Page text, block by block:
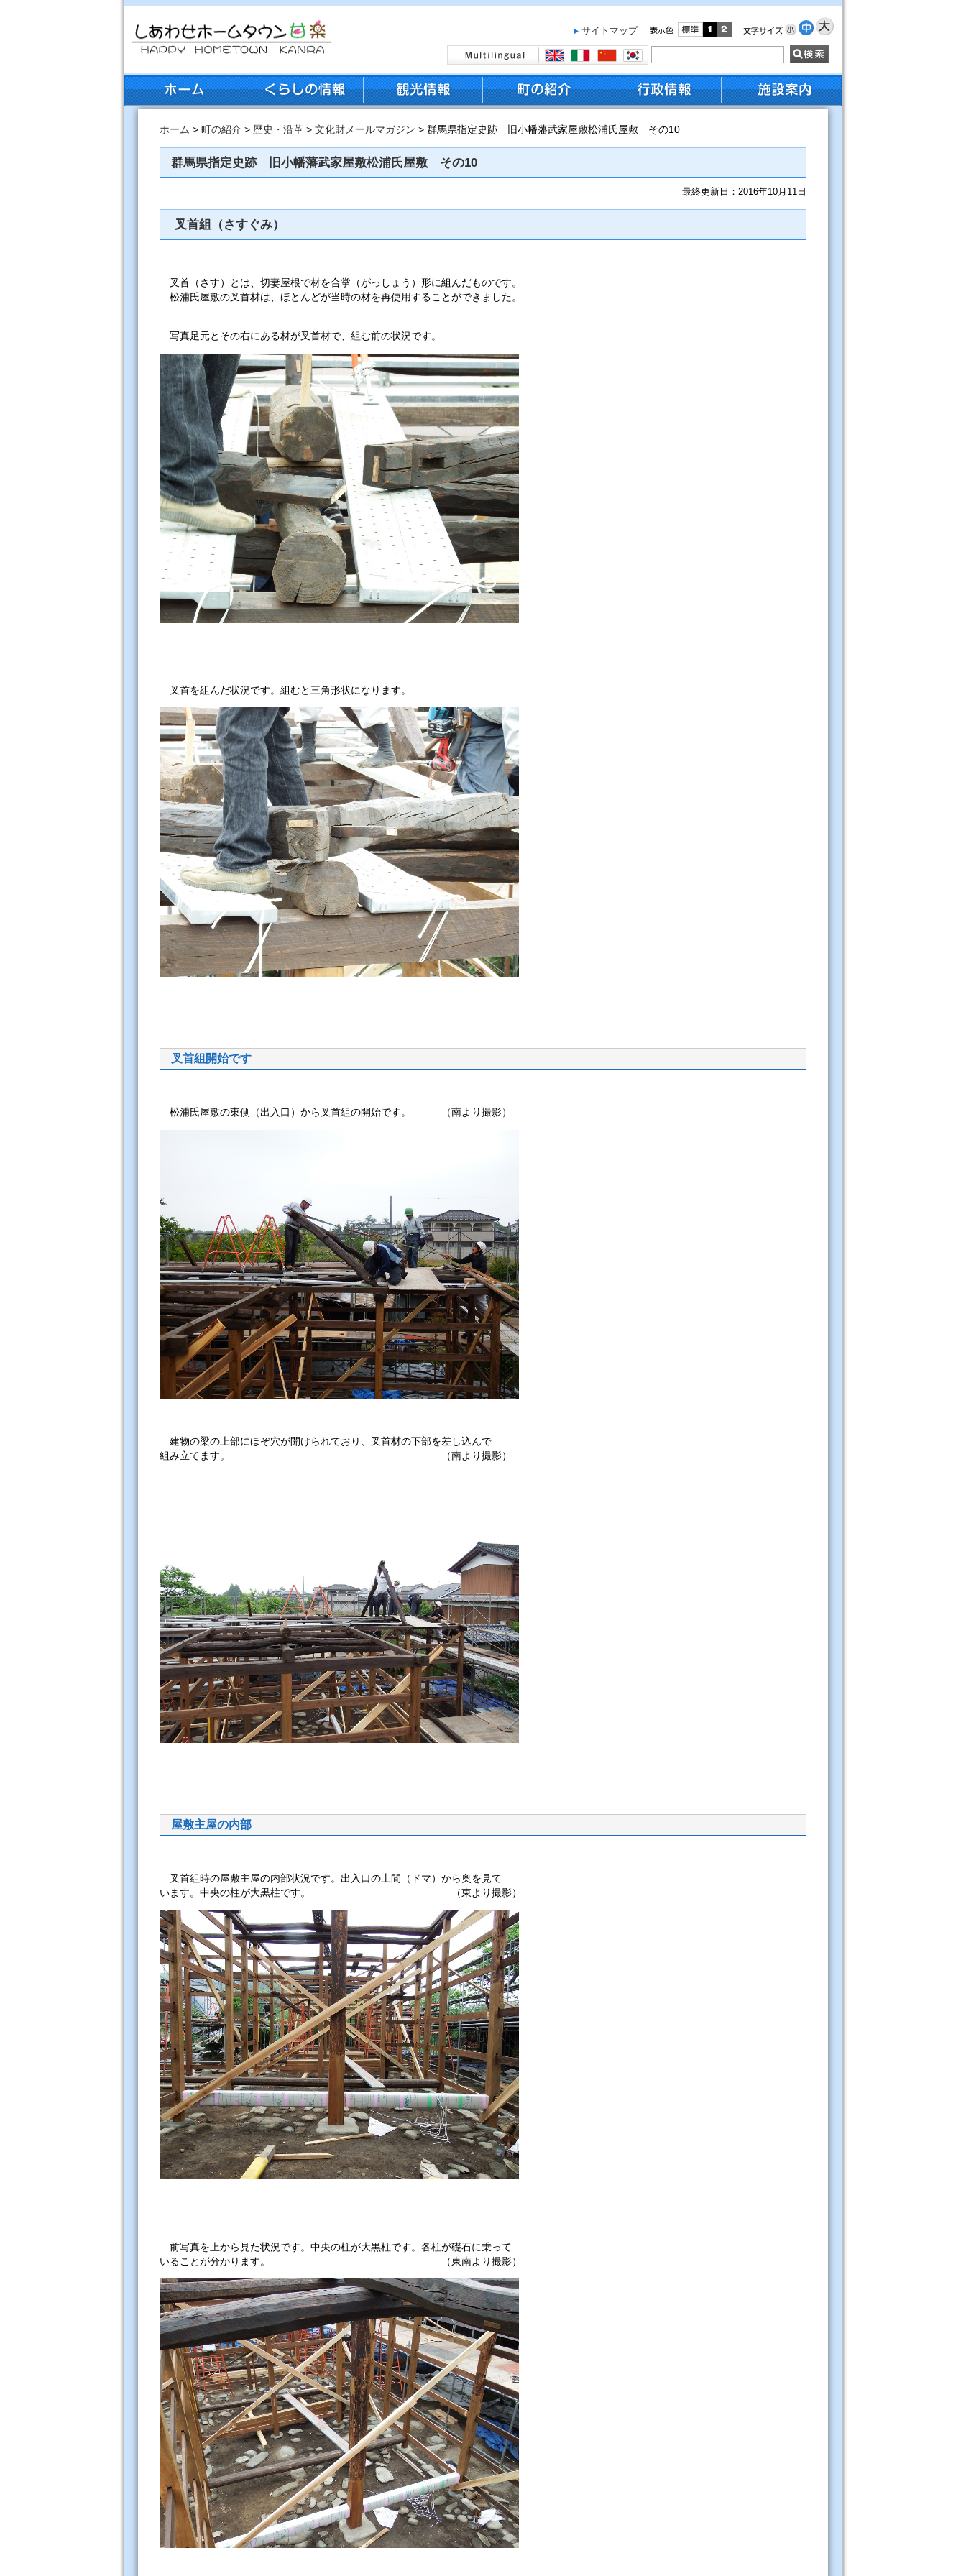
サイトマップ
ホーム > 町の紹介 > 歴史・沿革 > 文化財メールマガジン > 群馬県指定史跡 旧小幡藩武家屋敷松浦氏屋敷 その10
群馬県指定史跡 旧小幡藩武家屋敷松浦氏屋敷 その10
最終更新日：2016年10月11日
叉首組（さすぐみ）
叉首（さす）とは、切妻屋根で材を合掌（がっしょう）形に組んだものです。
松浦氏屋敷の叉首材は、ほとんどが当時の材を再使用することができました。
写真足元とその右にある材が叉首材で、組む前の状況です。
叉首を組んだ状況です。組むと三角形状になります。
叉首組開始です
松浦氏屋敷の東側（出入口）から叉首組の開始です。 （南より撮影）
建物の梁の上部にほぞ穴が開けられており、叉首材の下部を差し込んで
組み立てます。 （南より撮影）
屋敷主屋の内部
叉首組時の屋敷主屋の内部状況です。出入口の土間（ドマ）から奥を見て
います。中央の柱が大黒柱です。 （東より撮影）
前写真を上から見た状況です。中央の柱が大黒柱です。各柱が礎石に乗って
いることが分かります。 （東南より撮影）